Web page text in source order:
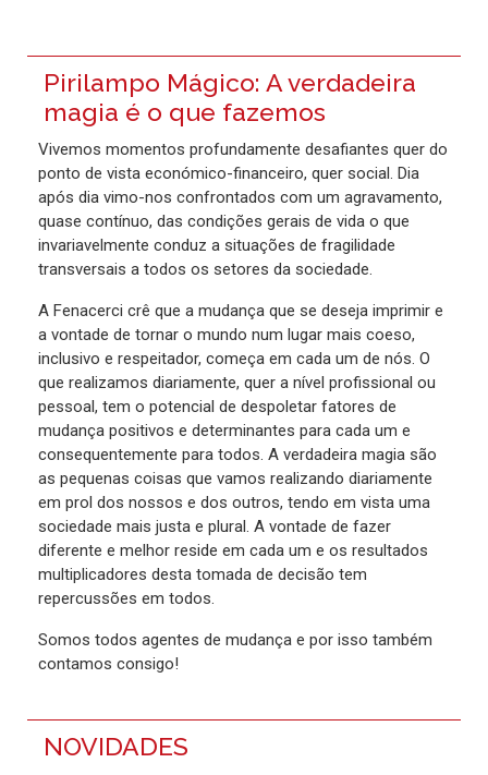
Pirilampo Mágico: A verdadeira
magia é o que fazemos
Vivemos momentos profundamente desafiantes quer do
ponto de vista económico-financeiro, quer social. Dia
após dia vimo-nos confrontados com um agravamento,
quase contínuo, das condições gerais de vida o que
invariavelmente conduz a situações de fragilidade
transversais a todos os setores da sociedade.
A Fenacerci crê que a mudança que se deseja imprimir e
a vontade de tornar o mundo num lugar mais coeso,
inclusivo e respeitador, começa em cada um de nós. O
que realizamos diariamente, quer a nível profissional ou
pessoal, tem o potencial de despoletar fatores de
mudança positivos e determinantes para cada um e
consequentemente para todos. A verdadeira magia são
as pequenas coisas que vamos realizando diariamente
em prol dos nossos e dos outros, tendo em vista uma
sociedade mais justa e plural. A vontade de fazer
diferente e melhor reside em cada um e os resultados
multiplicadores desta tomada de decisão tem
repercussões em todos.
Somos todos agentes de mudança e por isso também
contamos consigo!
NOVIDADES